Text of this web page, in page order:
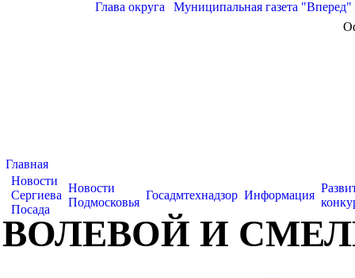
Глава округа Муниципальная газета "Вперед"
Главная
Новости
Сергиева
Посада
Новости
Подмосковья
Госадмтехнадзор Информация
ВОЛЕВОЙ И